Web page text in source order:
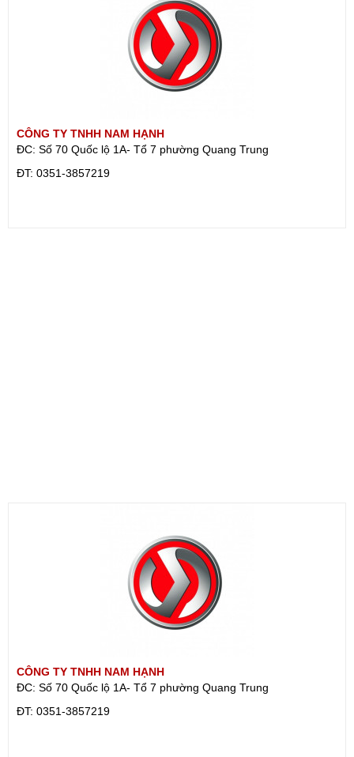
CÔNG TY TNHH NAM HẠNH
ĐC: Số 70 Quốc lộ 1A- Tổ 7 phường Quang Trung
ÐT: 0351-3857219
CÔNG TY TNHH NAM HẠNH
ĐC: Số 70 Quốc lộ 1A- Tổ 7 phường Quang Trung
ÐT: 0351-3857219